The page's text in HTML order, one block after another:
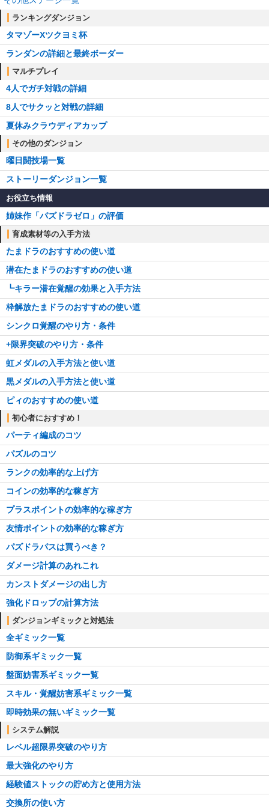
ランキングダンジョン
タマゾーXツクヨミ杯
ランダンの詳細と最終ボーダー
マルチプレイ
4人でガチ対戦の詳細
8人でサクッと対戦の詳細
夏休みクラウディアカップ
その他のダンジョン
曜日闘技場一覧
ストーリーダンジョン一覧
お役立ち情報
姉妹作「パズドラゼロ」の評価
育成素材等の入手方法
たまドラのおすすめの使い道
潜在たまドラのおすすめの使い道
┗キラー潜在覚醒の効果と入手方法
枠解放たまドラのおすすめの使い道
シンクロ覚醒のやり方・条件
+限界突破のやり方・条件
虹メダルの入手方法と使い道
黒メダルの入手方法と使い道
ピィのおすすめの使い道
初心者におすすめ！
パーティ編成のコツ
パズルのコツ
ランクの効率的な上げ方
コインの効率的な稼ぎ方
プラスポイントの効率的な稼ぎ方
友情ポイントの効率的な稼ぎ方
パズドラパスは買うべき？
ダメージ計算のあれこれ
カンストダメージの出し方
強化ドロップの計算方法
ダンジョンギミックと対処法
全ギミック一覧
防御系ギミック一覧
盤面妨害系ギミック一覧
スキル・覚醒妨害系ギミック一覧
即時効果の無いギミック一覧
システム解説
レベル超限界突破のやり方
最大強化のやり方
経験値ストックの貯め方と使用方法
交換所の使い方